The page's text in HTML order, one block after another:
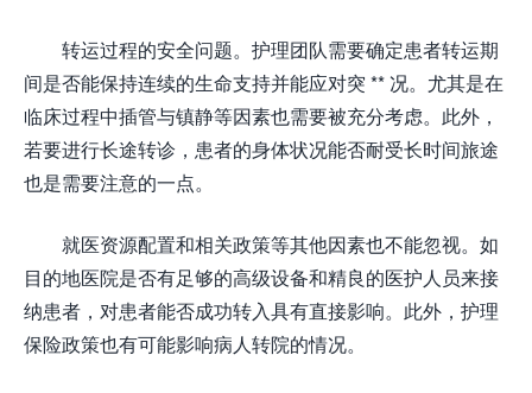
转运过程的安全问题。护理团队需要确定患者转运期
间是否能保持连续的生命支持并能应对突 ** 况。尤其是在
临床过程中插管与镇静等因素也需要被充分考虑。此外，
若要进行长途转诊，患者的身体状况能否耐受长时间旅途
也是需要注意的一点。
就医资源配置和相关政策等其他因素也不能忽视。如
目的地医院是否有足够的高级设备和精良的医护人员来接
纳患者，对患者能否成功转入具有直接影响。此外，护理
保险政策也有可能影响病人转院的情况。